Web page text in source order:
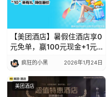
用
工
具
博
【美团酒店】暑假住酒店享0
元免单，赢100元现金+1元
抵88元限时抢
疯狂的小黑 2026年1月24日
美团酒店